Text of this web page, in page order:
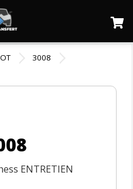
3008
ENTRETIEN